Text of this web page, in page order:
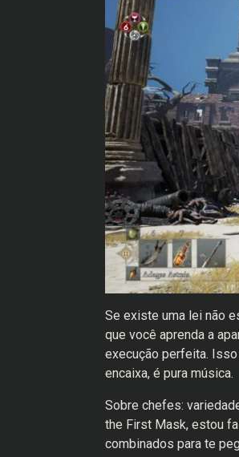
Se existe uma lei não
que você aprenda a
execução perfeita. Isso
encaixa, é pura música.
Sobre chefes:
the First Mask, estou
combinados para te